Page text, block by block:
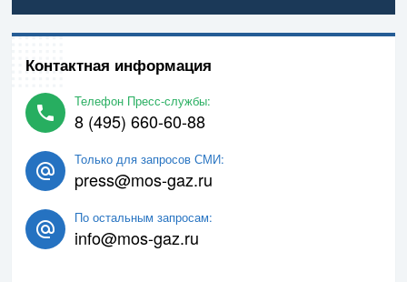
Контактная информация
Телефон Пресс-службы:
8 (495) 660-60-88
Только для запросов СМИ:
press@mos-gaz.ru
По остальным запросам:
info@mos-gaz.ru